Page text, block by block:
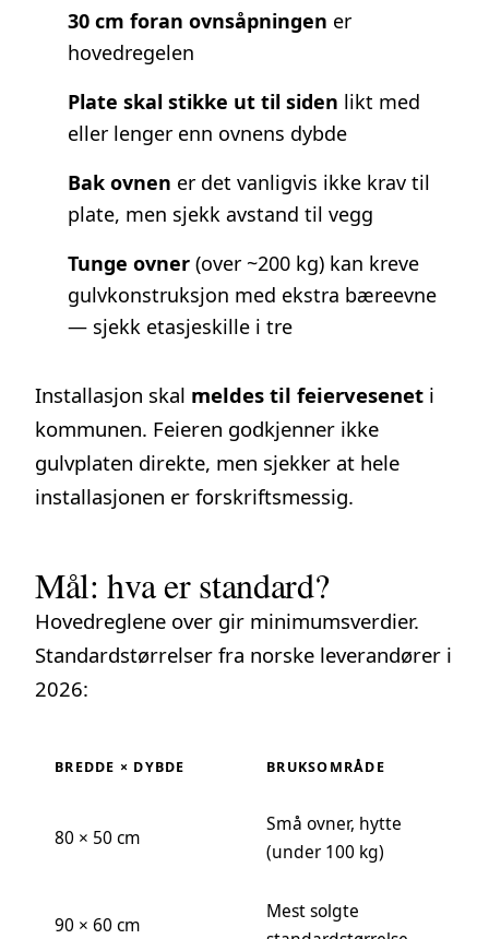
30 cm foran ovnsåpningen er
hovedregelen
Plate skal stikke ut til siden likt med
eller lenger enn ovnens dybde
Bak ovnen er det vanligvis ikke krav til
plate, men sjekk avstand til vegg
Tunge ovner (over ~200 kg) kan kreve
gulvkonstruksjon med ekstra bæreevne
— sjekk etasjeskille i tre
Installasjon skal meldes til feiervesenet i
kommunen. Feieren godkjenner ikke
gulvplaten direkte, men sjekker at hele
installasjonen er forskriftsmessig.
Mål: hva er standard?
Hovedreglene over gir minimumsverdier.
Standardstørrelser fra norske leverandører i
2026:
BREDDE × DYBDE BRUKSOMRÅDE
80 × 50 cm
Små ovner, hytte
(under 100 kg)
90 × 60 cm
Mest solgte